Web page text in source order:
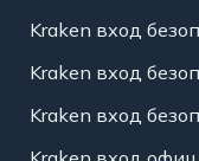
Kraken вход
Kraken вход
Kraken вход